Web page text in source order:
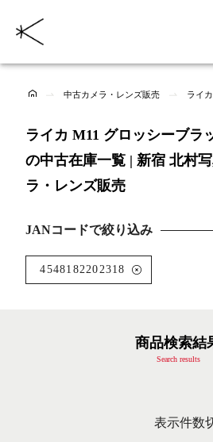
中古カメラ・レンズ販売 ライ
ライカ M11 グロッシーブラ
の中古在庫一覧 | 新宿 北村
ラ・レンズ販売
JANコードで絞り込み
4548182202318
商品検索結
Search results
表示件数